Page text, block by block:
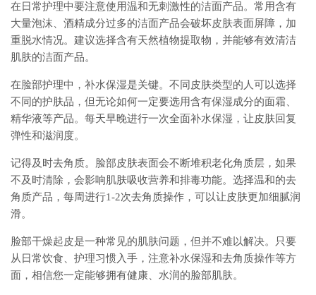
在日常护理中要注意使用温和无刺激性的洁面产品。常用含有
大量泡沫、酒精成分过多的洁面产品会破坏皮肤表面屏障，加
重脱水情况。建议选择含有天然植物提取物，并能够有效清洁
肌肤的洁面产品。
在脸部护理中，补水保湿是关键。不同皮肤类型的人可以选择
不同的护肤品，但无论如何一定要选用含有保湿成分的面霜、
精华液等产品。每天早晚进行一次全面补水保湿，让皮肤回复
弹性和滋润度。
记得及时去角质。脸部皮肤表面会不断堆积老化角质层，如果
不及时清除，会影响肌肤吸收营养和排毒功能。选择温和的去
角质产品，每周进行1-2次去角质操作，可以让皮肤更加细腻润
滑。
脸部干燥起皮是一种常见的肌肤问题，但并不难以解决。只要
从日常饮食、护理习惯入手，注意补水保湿和去角质操作等方
面，相信您一定能够拥有健康、水润的脸部肌肤。